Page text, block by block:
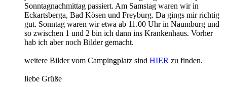
Sonntagnachmittag passiert. Am Samstag waren wir in
Eckartsberga, Bad Kösen und Freyburg. Da gings mir richtig
gut. Sonntag waren wir etwa ab 11.00 Uhr in Naumburg und
so zwischen 1 und 2 bin ich dann ins Krankenhaus. Vorher
hab ich aber noch Bilder gemacht.
weitere Bilder vom Campingplatz sind HIER zu finden.
liebe Grüße